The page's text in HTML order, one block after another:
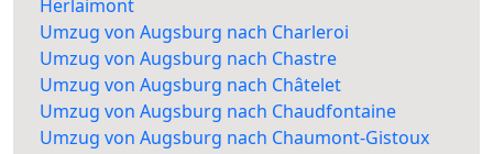
Herlaimont
Umzug von Augsburg nach Charleroi
Umzug von Augsburg nach Chastre
Umzug von Augsburg nach Châtelet
Umzug von Augsburg nach Chaudfontaine
Umzug von Augsburg nach Chaumont-Gistoux